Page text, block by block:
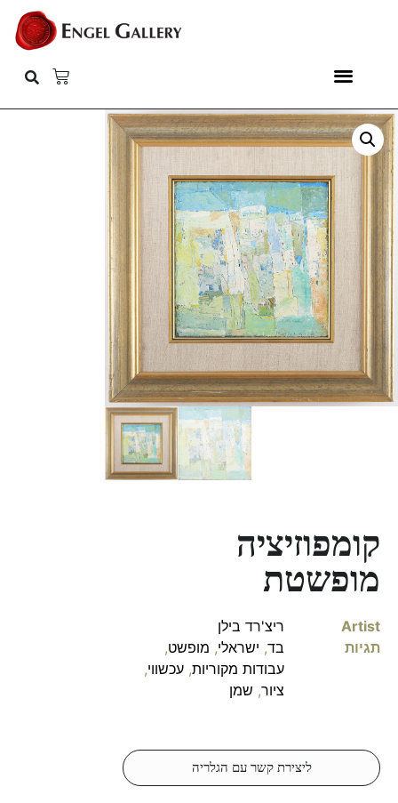
קומפוזיציה
מופשטת
Artist
ריצ'רד בילן
תגיות
בד, ישראלי, מופשט,
עבודות מקוריות, עכשווי,
ציור, שמן
ליצירת קשר עם הגלריה